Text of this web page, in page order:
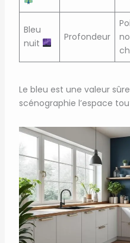
Bleu
nuit
Profondeur
Le bleu est une valeur
scénographie l’espace